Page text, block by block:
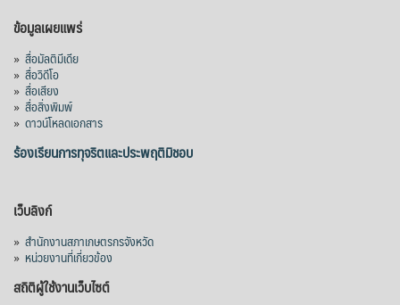
ข้อมูลเผยแพร่
» สื่อมัลติมีเดีย
» สื่อวิดีโอ
» สื่อเสียง
» สื่อสิ่งพิมพ์
» ดาวน์โหลดเอกสาร
ร้องเรียนการทุจริตและประพฤติมิชอบ
เว็บลิงก์
» สำนักงานสภาเกษตรกรจังหวัด
» หน่วยงานที่เกี่ยวข้อง
สถิติผู้ใช้งานเว็บไซต์